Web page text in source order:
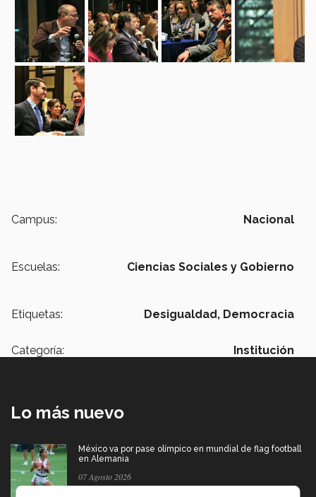
Campus: Nacional
Escuelas: Ciencias Sociales y Gobierno
Etiquetas: Desigualdad, Democracia
Categoría: Institución
Lo más nuevo
México va por pase olímpico en mundial de flag football
en Alemania
07 Agosto 2026